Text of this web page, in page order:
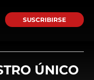
SUSCRIBIRSE
ÚNICO